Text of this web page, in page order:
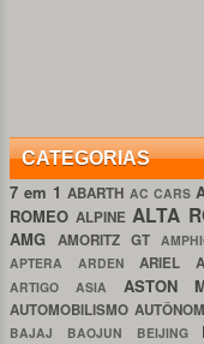
CATEGORIAS
7 em 1ABARTH AC CARS
ROMEOALPINEALTA
AMG AMORITZ GT
APTERA ARDEN ARIEL
ARTIGO ASIA ASTON
AUTOMOBILISMO
BAJAJ BAOJUN BEIJING